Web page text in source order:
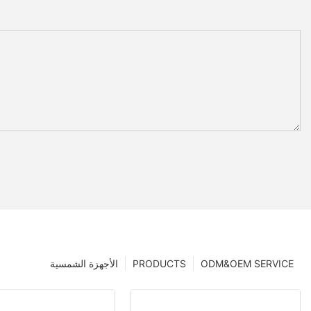
ODM&OEM SERVICE
PRODUCTS الأجهزة الشمسية